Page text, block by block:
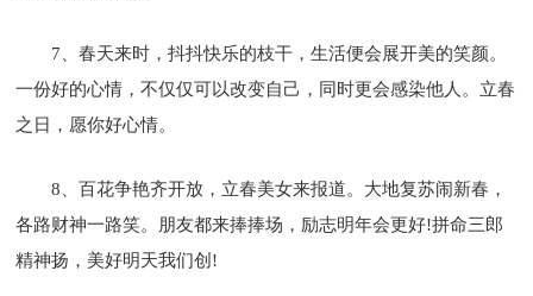
7、春天来时，抖抖快乐的枝干，生活便会展开美的笑颜。
一份好的心情，不仅仅可以改变自己，同时更会感染他人。立春
之日，愿你好心情。
8、百花争艳齐开放，立春美女来报道。大地复苏闹新春，
各路财神一路笑。朋友都来捧捧场，励志明年会更好!拼命三郎
精神扬，美好明天我们创!